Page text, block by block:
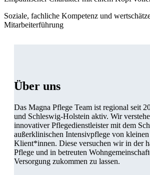
Soziale, fachliche Kompetenz und
Mitarbeiterführung
Über uns
Das Magna Pflege Team ist regional seit
und Schleswig-Holstein aktiv. Wir
innovativer Pflegedienstleister mit dem
außerklinischen Intensivpflege von
Klient*innen. Diese versuchen wir in der
Pflege und in betreuten
Versorgung zukommen zu lassen.